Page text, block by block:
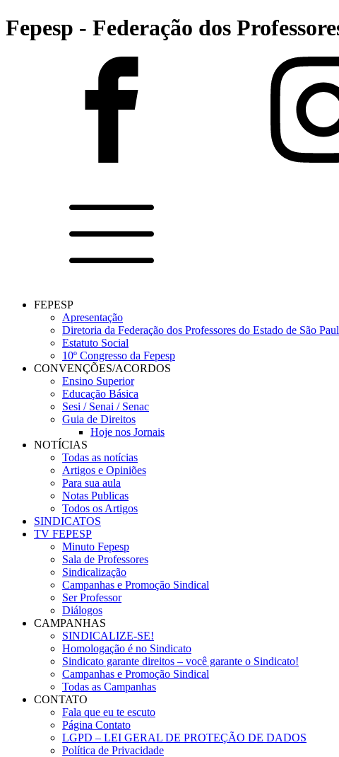
Fepesp - Federação dos
FEPESP
Apresentação
Diretoria da Federação dos Professores do Estado de São
Estatuto Social
10º Congresso da Fepesp
CONVENÇÕES/ACORDOS
Ensino Superior
Educação Básica
Sesi / Senai / Senac
Guia de Direitos
Hoje nos Jornais
NOTÍCIAS
Todas as notícias
Artigos e Opiniões
Para sua aula
Notas Publicas
Todos os Artigos
SINDICATOS
TV FEPESP
Minuto Fepesp
Sala de Professores
Sindicalização
Campanhas e Promoção Sindical
Ser Professor
Diálogos
CAMPANHAS
SINDICALIZE-SE!
Homologação é no Sindicato
Sindicato garante direitos – você garante o Sindicato!
Campanhas e Promoção Sindical
Todas as Campanhas
CONTATO
Fala que eu te escuto
Página Contato
LGPD – LEI GERAL DE PROTEÇÃO DE DADOS
Política de Privacidade